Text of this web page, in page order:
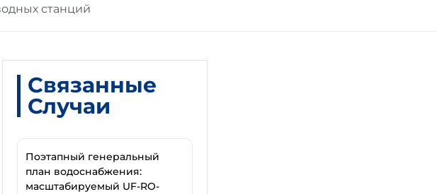
станций
Связанные
Случаи
Поэтапный генеральный
план водоснабжения:
масштабируемый UF-RO-